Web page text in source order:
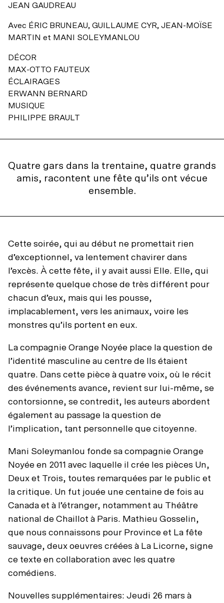
Billets du coeur Desjardins
Rencontres avec le public
Restos à proximité
Le bar
JEAN GAUDREAU
Avec ÉRIC BRUNEAU, GUILLAUME CYR, JEAN-MOÏSE
MARTIN et MANI SOLEYMANLOU
DÉCOR
MAX-OTTO FAUTEUX
ÉCLAIRAGES
ERWANN BERNARD
MUSIQUE
PHILIPPE BRAULT
Quatre gars dans la trentaine, quatre grands
amis, racontent une fête qu’ils ont vécue
ensemble.
Cette soirée, qui au début ne promettait rien
d’exceptionnel, va lentement chavirer dans
l’excès. À cette fête, il y avait aussi Elle. Elle, qui
représente quelque chose de très différent pour
chacun d’eux, mais qui les pousse,
implacablement, vers les animaux, voire les
monstres qu’ils portent en eux.
La compagnie Orange Noyée place la question de
l’identité masculine au centre de Ils étaient
quatre. Dans cette pièce à quatre voix, où le récit
des événements avance, revient sur lui-même, se
contorsionne, se contredit, les auteurs abordent
également au passage la question de
l’implication, tant personnelle que citoyenne.
Mani Soleymanlou fonde sa compagnie Orange
Noyée en 2011 avec laquelle il crée les pièces Un,
Deux et Trois, toutes remarquées par le public et
la critique. Un fut jouée une centaine de fois au
Canada et à l’étranger, notamment au Théâtre
national de Chaillot à Paris. Mathieu Gosselin,
que nous connaissons pour Province et La fête
sauvage, deux oeuvres créées à La Licorne, signe
ce texte en collaboration avec les quatre
comédiens.
Nouvelles supplémentaires: Jeudi 26 mars à